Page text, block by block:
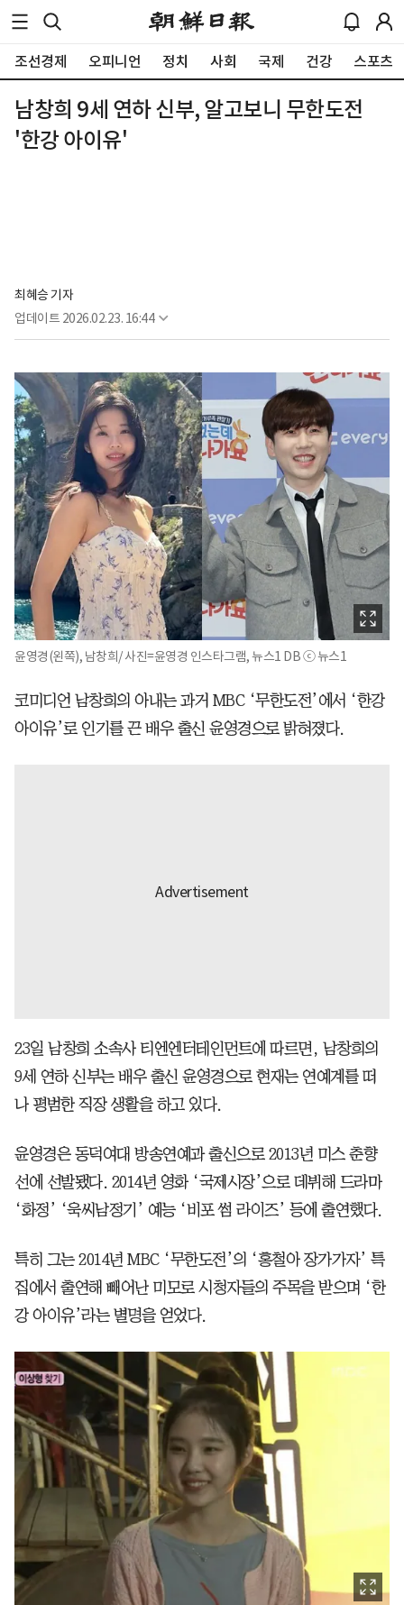
조선경제 오피니언 정치 사회 국제 건강 스포츠
남창희 9세 연하 신부, 알고보니 무한도전
'한강 아이유'
최혜승 기자
업데이트 2026.02.23. 16:44
윤영경(왼쪽), 남창희/ 사진=윤영경 인스타그램, 뉴스1 DB ⓒ 뉴스1
코미디언 남창희의 아내는 과거 MBC ‘무한도전’에서 ‘한강
아이유’로 인기를 끈 배우 출신 윤영경으로 밝혀졌다.
23일 남창희 소속사 티엔엔터테인먼트에 따르면, 남창희의
9세 연하 신부는 배우 출신 윤영경으로 현재는 연예계를 떠
나 평범한 직장 생활을 하고 있다.
윤영경은 동덕여대 방송연예과 출신으로 2013년 미스 춘향
선에 선발됐다. 2014년 영화 ‘국제시장’으로 데뷔해 드라마
‘화정’ ‘욱씨남정기’ 예능 ‘비포 썸 라이즈’ 등에 출연했다.
특히 그는 2014년 MBC ‘무한도전’의 ‘홍철아 장가가자’ 특
집에서 출연해 빼어난 미모로 시청자들의 주목을 받으며 ‘한
강 아이유’라는 별명을 얻었다.